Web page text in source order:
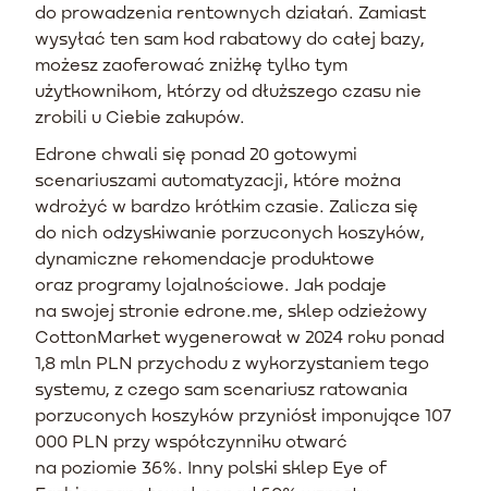
do prowadzenia rentownych działań. Zamiast
wysyłać ten sam kod rabatowy do całej bazy,
możesz zaoferować zniżkę tylko tym
użytkownikom, którzy od dłuższego czasu nie
zrobili u Ciebie zakupów.
Edrone chwali się ponad 20 gotowymi
scenariuszami automatyzacji, które można
wdrożyć w bardzo krótkim czasie. Zalicza się
do nich odzyskiwanie porzuconych koszyków,
dynamiczne rekomendacje produktowe
oraz programy lojalnościowe. Jak podaje
na swojej stronie edrone.me, sklep odzieżowy
CottonMarket wygenerował w 2024 roku ponad
1,8 mln PLN przychodu z wykorzystaniem tego
systemu, z czego sam scenariusz ratowania
porzuconych koszyków przyniósł imponujące 107
000 PLN przy współczynniku otwarć
na poziomie 36%. Inny polski sklep Eye of